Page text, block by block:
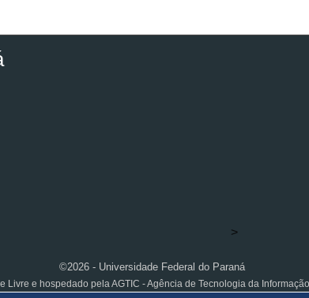
>
©2026 - Universidade Federal do Paraná
Livre e hospedado pela AGTIC - Agência de Tecnologia da